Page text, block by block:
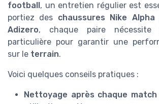
football, un entretien régulier est
portiez des chaussures Nike Alpha
Adizero, chaque paire nécessite
particulière pour garantir une
sur le terrain.
Voici quelques conseils pratiques :
Nettoyage après chaque match